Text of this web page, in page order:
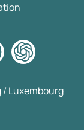
/ Luxembourg